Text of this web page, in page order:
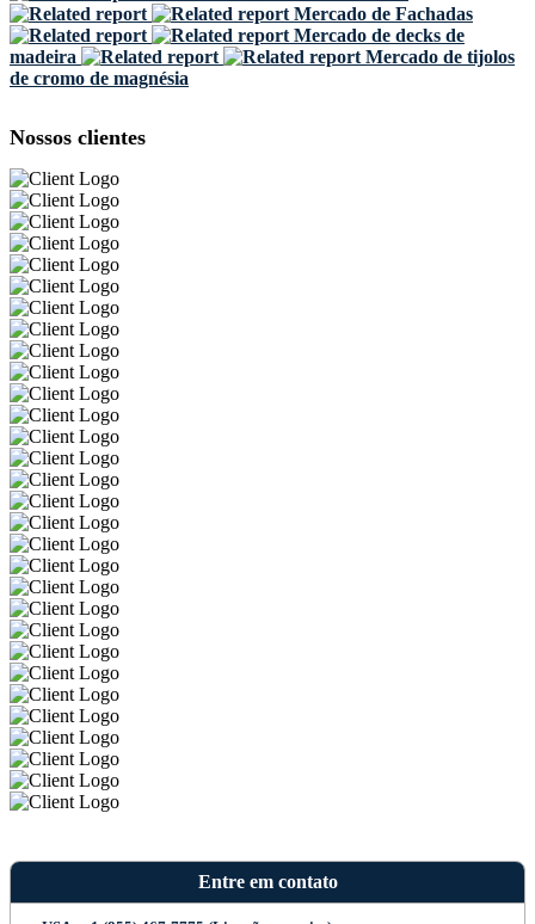
Mercado de Fachadas
Mercado de decks de
madeira
Mercado de tijolos
de cromo de magnésia
Nossos clientes
Entre em contato